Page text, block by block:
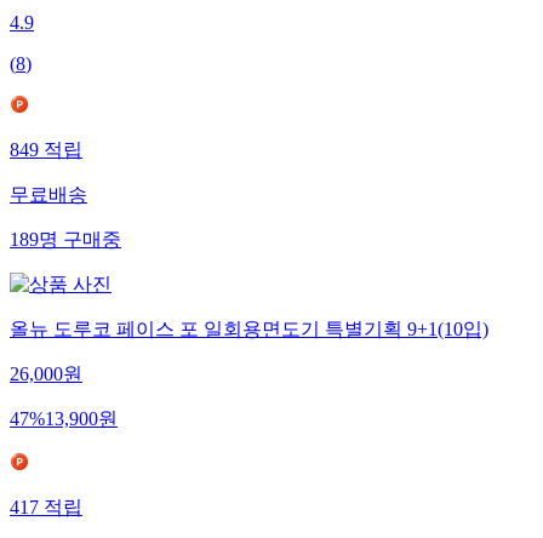
4.9
(8)
849적립
무료배송
189명구매중
올뉴 도루코 페이스 포 일회용면도기 특별기획 9+1(10입)
26,000원
47%13,900원
417적립